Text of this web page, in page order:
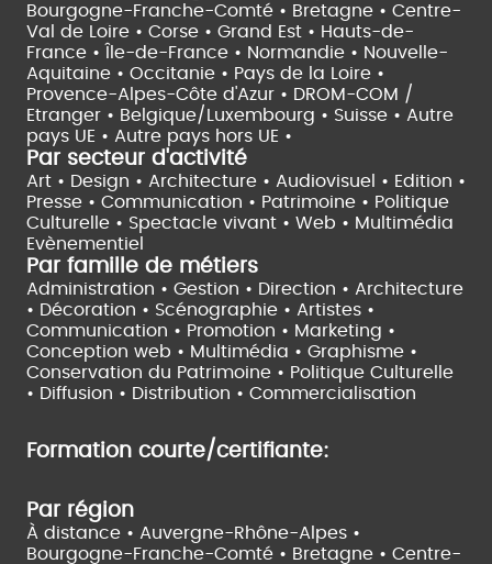
Bourgogne-Franche-Comté • Bretagne • Centre-
Val de Loire • Corse • Grand Est • Hauts-de-
France •
Île-de-France • Normandie • Nouvelle-
Aquitaine • Occitanie • Pays de la Loire •
Provence-Alpes-Côte d'Azur • DROM-COM /
Etranger • Belgique/Luxembourg • Suisse • Autre
pays UE • Autre pays hors UE •
Par secteur d'activité
Art • Design • Architecture • Audiovisuel • Edition •
Presse • Communication • Patrimoine • Politique
Culturelle • Spectacle vivant • Web • Multimédia
Evènementiel
Par famille de métiers
Administration • Gestion • Direction • Architecture
• Décoration • Scénographie • Artistes •
Communication • Promotion • Marketing •
Conception web • Multimédia • Graphisme •
Conservation du Patrimoine • Politique Culturelle
• Diffusion • Distribution • Commercialisation
Formation courte/certifiante:
Par région
À distance • Auvergne-Rhône-Alpes •
Bourgogne-Franche-Comté • Bretagne • Centre-